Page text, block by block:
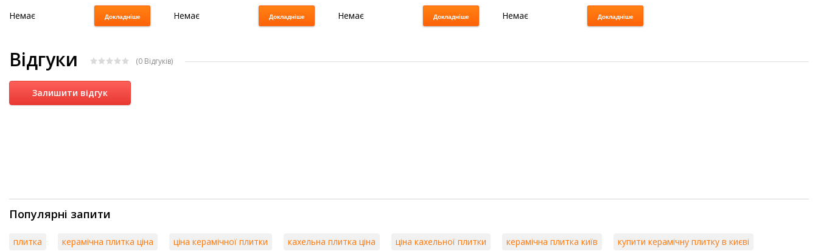
Немає Докладніше Немає Докладніше Немає Докладніше Немає Докладніше
Відгуки (0 Відгуків)
Залишити відгук
Популярні запити
плитка керамічна плитка ціна ціна керамічної плитки кахельна плитка ціна ціна кахельної плитки керамічна плитка київ купити керамічну плитку в києві